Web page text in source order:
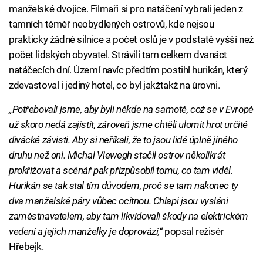
manželské dvojice. Filmaři si pro natáčení vybrali jeden z
tamních téměř neobydlených ostrovů, kde nejsou
prakticky žádné silnice a počet oslů je v podstatě vyšší než
počet lidských obyvatel. Strávili tam celkem dvanáct
natáčecích dní. Území navíc předtím postihl hurikán, který
zdevastoval i jediný hotel, co byl jakžtakž na úrovni.
„Potřebovali jsme, aby byli někde na samotě, což se v Evropě
už skoro nedá zajistit, zároveň jsme chtěli ulomit hrot určité
divácké závisti. Aby si neříkali, že to jsou lidé úplně jiného
druhu než oni. Michal Viewegh stačil ostrov několikrát
prokřižovat a scénář pak přizpůsobil tomu, co tam viděl.
Hurikán se tak stal tím důvodem, proč se tam nakonec ty
dva manželské páry vůbec ocitnou. Chlapi jsou vysláni
zaměstnavatelem, aby tam likvidovali škody na elektrickém
vedení a jejich manželky je doprovází,“popsal režisér
Hřebejk.